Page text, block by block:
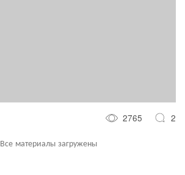
2765 2
Все материалы загружены